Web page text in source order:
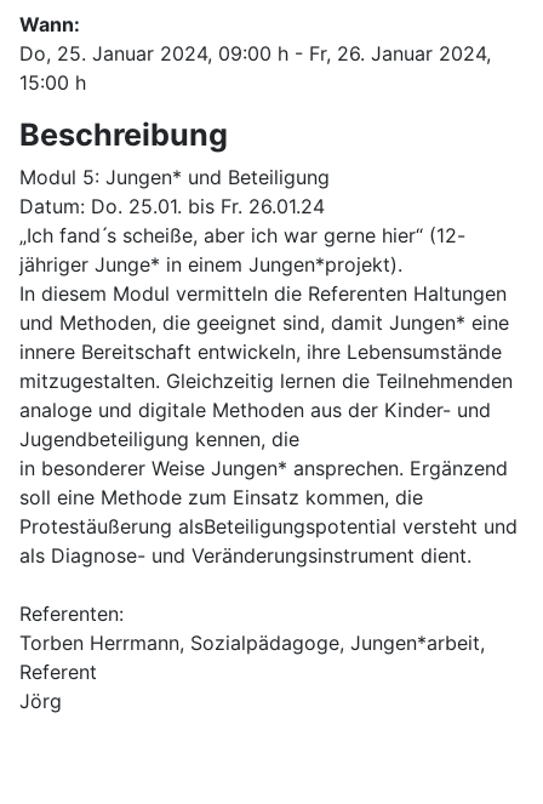
Wann:
Do, 25. Januar 2024, 09:00 h - Fr, 26. Januar 2024,
15:00 h
Beschreibung
Modul 5: Jungen* und Beteiligung
Datum: Do. 25.01. bis Fr. 26.01.24
„Ich fand ́s scheiße, aber ich war gerne hier“ (12-
jähriger Junge* in einem Jungen*projekt).
In diesem Modul vermitteln die Referenten Haltungen
und Methoden, die geeignet sind, damit Jungen* eine
innere Bereitschaft entwickeln, ihre Lebensumstände
mitzugestalten. Gleichzeitig lernen die Teilnehmenden
analoge und digitale Methoden aus der Kinder- und
Jugendbeteiligung kennen, die
in besonderer Weise Jungen* ansprechen. Ergänzend
soll eine Methode zum Einsatz kommen, die
Protestäußerung alsBeteiligungspotential versteht und
als Diagnose- und Veränderungsinstrument dient.
Referenten:
Torben Herrmann, Sozialpädagoge, Jungen*arbeit,
Referent
Jörg